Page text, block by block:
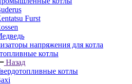
Furst
напряжения для котла
котлы
Назад
котлы